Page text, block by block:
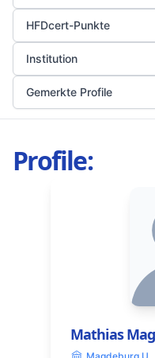
HFDcert-Punkte
Institution
Gemerkte Profile
Profile:
Mathias
Magdeburg U